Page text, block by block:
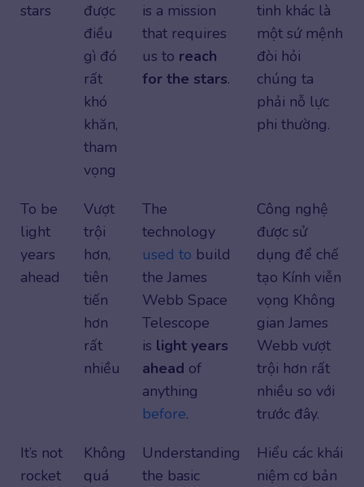
stars
được
điều
gì đó
rất
khó
khăn,
tham
vọng
is a mission
that requires
us to reach
for the stars.
tinh khác là
một sứ mệnh
đòi hỏi
chúng ta
phải nỗ lực
phi thường.
To be
light
years
ahead
Vượt
trội
hơn,
tiên
tiến
hơn
rất
nhiều
The
technology
used to build
the James
Webb Space
Telescope
is light years
ahead of
anything
before.
Công nghệ
được sử
dụng để chế
tạo Kính viễn
vọng Không
gian James
Webb vượt
trội hơn rất
nhiều so với
trước đây.
It’s not
rocket
Không
quá
Understanding
the basic
Hiểu các khái
niệm cơ bản